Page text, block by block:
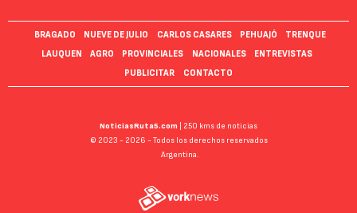
BRAGADO NUEVE DE JULIO CARLOS CASARES PEHUAJÓ
TRENQUE
LAUQUEN
AGRO PROVINCIALES NACIONALES
ENTREVISTAS
PUBLICITAR
CONTACTO
NoticiasRuta5.com
| 250 kms de noticias
© 2023 - 2026 - Todos los derechos reservados
Argentina.